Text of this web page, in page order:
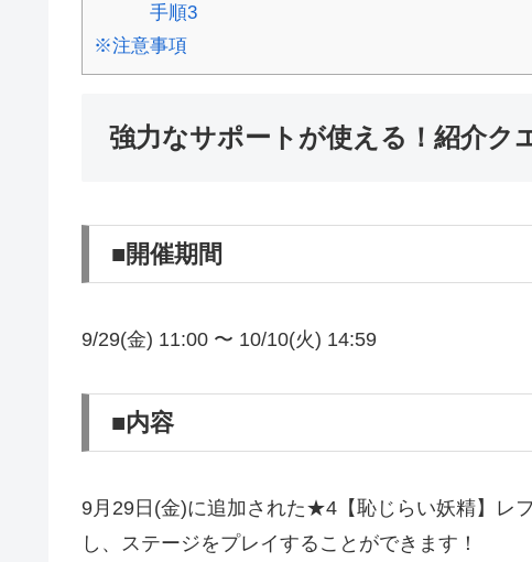
手順3
※注意事項
強力なサポートが使える！紹介ク
■開催期間
9/29(金) 11:00 〜 10/10(火) 14:59
■内容
9月29日(金)に追加された★4【恥じらい妖精】レ
し、ステージをプレイすることができます！